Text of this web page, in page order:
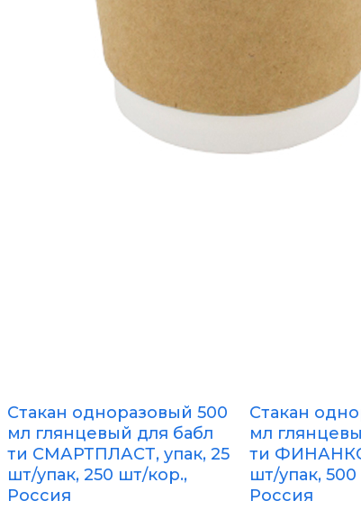
Стакан одноразовый 500
мл глянцевый для бабл
ти СМАРТПЛАСТ, упак, 25
шт/упак, 250 шт/кор.,
Россия
Стакан
мл
ти
шт/упак,
Россия